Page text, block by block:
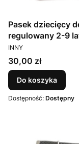
Pasek dziecięcy
regulowany 2-9
PRODUCENT
INNY
Cena
30,00 zł
Do koszyka
Dostępność: Dostępny